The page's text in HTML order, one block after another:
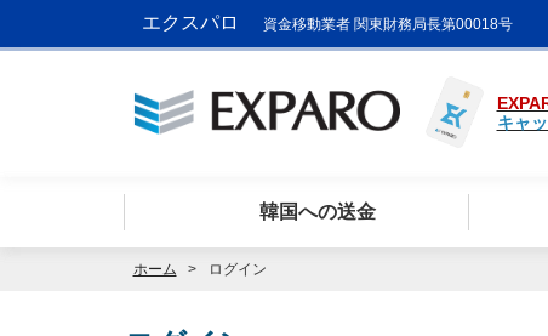
エクスパロ 資金移動業者 関東財務局長第00018号
キャ
韓国への送金
ホーム ログイン